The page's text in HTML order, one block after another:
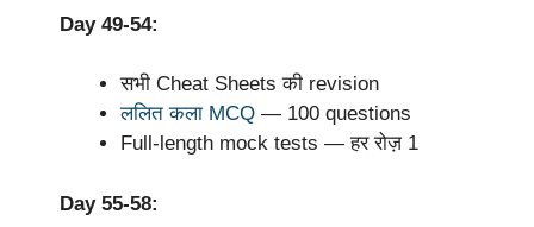
Day 49-54:
सभी Cheat Sheets की revision
ललित कला MCQ — 100 questions
Full-length mock tests — हर रोज़ 1
Day 55-58: